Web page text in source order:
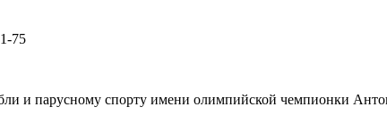
75
и парусному спорту имени олимпийской чемпионки